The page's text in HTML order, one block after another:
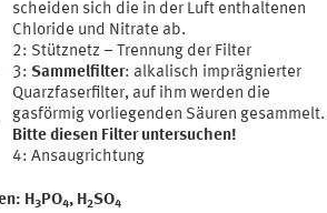
scheiden sich die in der Luft enthaltenen
Chloride und Nitrate ab.
2: Stütznetz – Trennung der Filter
3: Sammelfilter: alkalisch imprägnierter
Quarzfaserfilter, auf ihm werden die
gasförmig vorliegenden Säuren gesammelt.
Bitte diesen Filter untersuchen!
4: Ansaugrichtung
H3PO4, H2SO4